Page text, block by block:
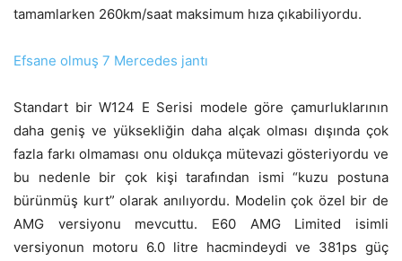
tamamlarken 260km/saat maksimum hıza çıkabiliyordu.
Efsane olmuş 7 Mercedes jantı
Standart bir W124 E Serisi modele göre çamurluklarının
daha geniş ve yüksekliğin daha alçak olması dışında çok
fazla farkı olmaması onu oldukça mütevazi gösteriyordu ve
bu nedenle bir çok kişi tarafından ismi “kuzu postuna
bürünmüş kurt” olarak anılıyordu. Modelin çok özel bir de
AMG versiyonu mevcuttu. E60 AMG Limited isimli
versiyonun motoru 6.0 litre hacmindeydi ve 381ps güç